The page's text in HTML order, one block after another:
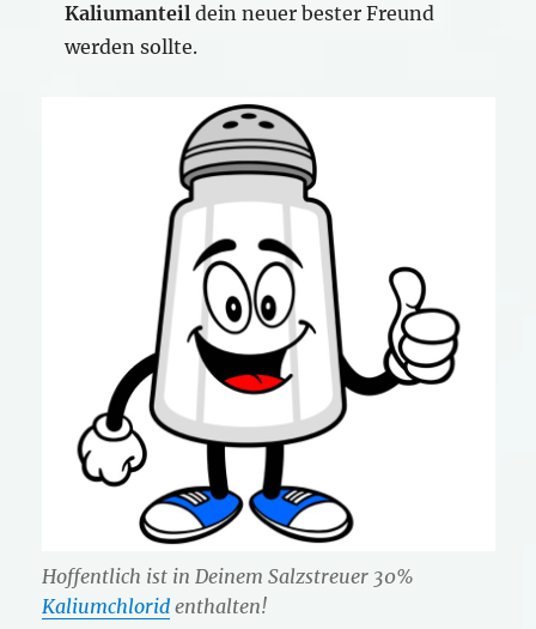
Kaliumanteil dein neuer bester Freund
werden sollte.
Hoffentlich ist in Deinem Salzstreuer 30%
Kaliumchloridenthalten!